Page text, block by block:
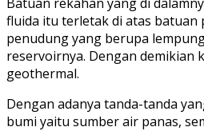
fluida itu terletak di atas batuan
penudung yang berupa
reservoirnya. Dengan demikian
geothermal.
Dengan adanya tanda-tanda
bumi yaitu sumber air panas,